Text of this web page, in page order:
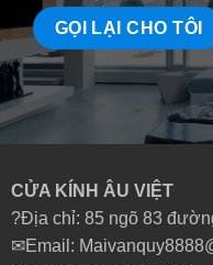
CỬA KÍNH ÂU VIỆT
?Địa chỉ: 85 ngõ 83
✉Email: